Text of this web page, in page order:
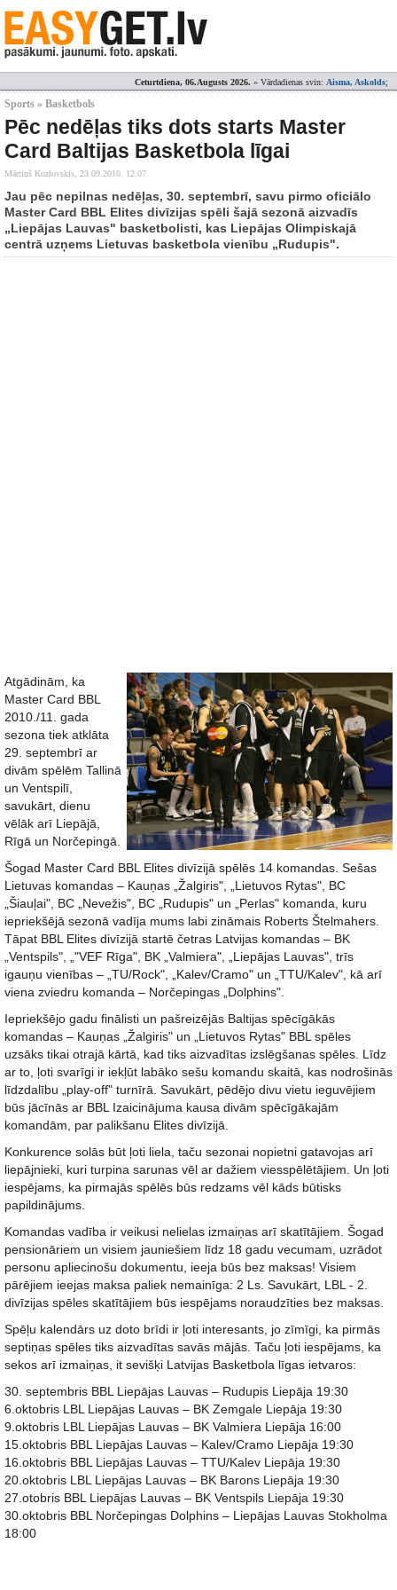
Ceturtdiena, 06.Augusts 2026. » Vārdadienas svin: Aisma, Askolds;
Sports » Basketbols
Pēc nedēļas tiks dots starts Master
Card Baltijas Basketbola līgai
Mārtiņš Kozlovskis, 23.09.2010. 12:07
Jau pēc nepilnas nedēļas, 30. septembrī, savu pirmo oficiālo
Master Card BBL Elites divīzijas spēli šajā sezonā aizvadīs
„Liepājas Lauvas" basketbolisti, kas Liepājas Olimpiskajā
centrā uzņems Lietuvas basketbola vienību „Rudupis".
Atgādinām, ka
Master Card BBL
2010./11. gada
sezona tiek atklāta
29. septembrī ar
divām spēlēm Tallinā
un Ventspilī,
savukārt, dienu
vēlāk arī Liepājā,
Rīgā un Norčepingā.
Šogad Master Card BBL Elites divīzijā spēlēs 14 komandas. Sešas
Lietuvas komandas – Kauņas „Žalgiris", „Lietuvos Rytas", BC
„Šiauļai", BC „Nevežis", BC „Rudupis" un „Perlas" komanda, kuru
iepriekšējā sezonā vadīja mums labi zināmais Roberts Štelmahers.
Tāpat BBL Elites divīzijā startē četras Latvijas komandas – BK
„Ventspils", „"VEF Rīga", BK „Valmiera", „Liepājas Lauvas", trīs
igauņu vienības – „TU/Rock", „Kalev/Cramo" un „TTU/Kalev", kā arī
viena zviedru komanda – Norčepingas „Dolphins".
Iepriekšējo gadu finālisti un pašreizējās Baltijas spēcīgākās
komandas – Kauņas „Žalgiris" un „Lietuvos Rytas" BBL spēles
uzsāks tikai otrajā kārtā, kad tiks aizvadītas izslēgšanas spēles. Līdz
ar to, ļoti svarīgi ir iekļūt labāko sešu komandu skaitā, kas nodrošinās
līdzdalību „play-off" turnīrā. Savukārt, pēdējo divu vietu ieguvējiem
būs jācīnās ar BBL Izaicinājuma kausa divām spēcīgākajām
komandām, par palikšanu Elites divīzijā.
Konkurence solās būt ļoti liela, taču sezonai nopietni gatavojas arī
liepājnieki, kuri turpina sarunas vēl ar dažiem viesspēlētājiem. Un ļoti
iespējams, ka pirmajās spēlēs būs redzams vēl kāds būtisks
papildinājums.
Komandas vadība ir veikusi nelielas izmaiņas arī skatītājiem. Šogad
pensionāriem un visiem jauniešiem līdz 18 gadu vecumam, uzrādot
personu apliecinošu dokumentu, ieeja būs bez maksas! Visiem
pārējiem ieejas maksa paliek nemainīga: 2 Ls. Savukārt, LBL - 2.
divīzijas spēles skatītājiem būs iespējams noraudzīties bez maksas.
Spēļu kalendārs uz doto brīdi ir ļoti interesants, jo zīmīgi, ka pirmās
septiņas spēles tiks aizvadītas savās mājās. Taču ļoti iespējams, ka
sekos arī izmaiņas, it sevišķi Latvijas Basketbola līgas ietvaros:
30. septembris BBL Liepājas Lauvas – Rudupis Liepāja 19:30
6.oktobris LBL Liepājas Lauvas – BK Zemgale Liepāja 19:30
9.oktobris LBL Liepājas Lauvas – BK Valmiera Liepāja 16:00
15.oktobris BBL Liepājas Lauvas – Kalev/Cramo Liepāja 19:30
16.oktobris BBL Liepājas Lauvas – TTU/Kalev Liepāja 19:30
20.oktobris LBL Liepājas Lauvas – BK Barons Liepāja 19:30
27.otobris BBL Liepājas Lauvas – BK Ventspils Liepāja 19:30
30.oktobris BBL Norčepingas Dolphins – Liepājas Lauvas Stokholma
18:00